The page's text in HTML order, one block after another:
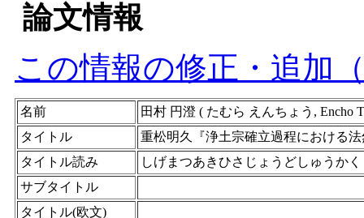
論文情報
この情報の修正・追加
名前
田村 円澄 ( たむら えんちょう, Encho
タイトル
重松明久『浄土宗確立過程における
タイトル読み
しげまつあきひさじょうどしゅうか
サブタイトル
タイトル(欧文)